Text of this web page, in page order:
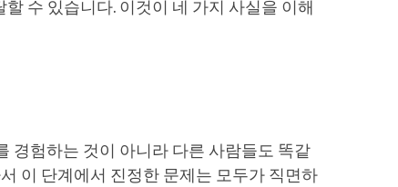
수 있습니다. 이것이 네 가지 사실을 이해
경험하는 것이 아니라 다른 사람들도 똑같
이 단계에서 진정한 문제는 모두가 직면하